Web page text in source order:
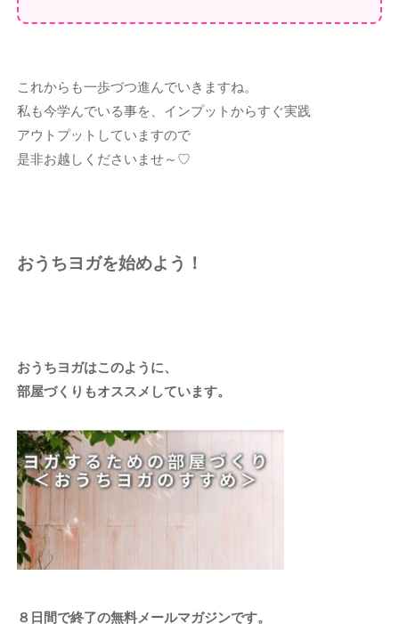
これからも一歩づつ進んでいきますね。
私も今学んでいる事を、インプットからすぐ実践
アウトプットしていますので
是非お越しくださいませ～♡
おうちヨガを始めよう！
おうちヨガはこのように、
部屋づくりもオススメしています。
８日間で終了の無料メールマガジンです。